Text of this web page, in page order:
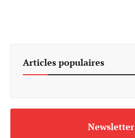
Articles populaires
Newsletter